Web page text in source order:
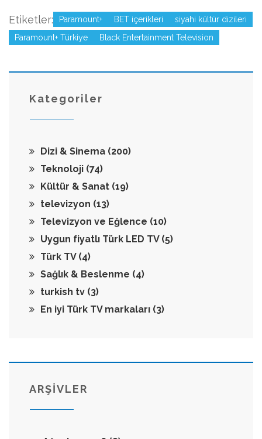
Etiketler: Paramount+ BET içerikleri
siyahi kültür dizileri
Paramount+ Türkiye
Black Entertainment Television
Kategoriler
Dizi & Sinema (200)
Teknoloji (74)
Kültür & Sanat (19)
televizyon (13)
Televizyon ve Eğlence (10)
Uygun fiyatlı Türk LED TV (5)
Türk TV (4)
Sağlık & Beslenme (4)
turkish tv (3)
En iyi Türk TV markaları (3)
ARŞİVLER